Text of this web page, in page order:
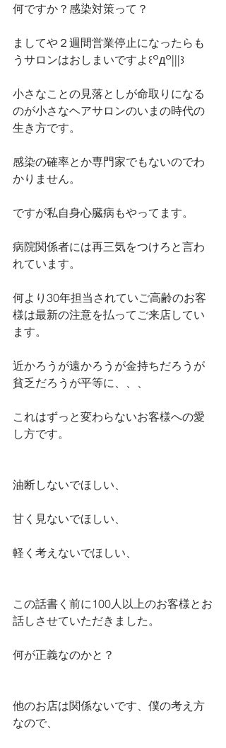
何ですか？感染対策って？
ましてや２週間営業停止になったらも
うサロンはおしまいですよ꒰꒪д꒪|||꒱
小さなことの見落としが命取りになる
のが小さなヘアサロンのいまの時代の
生き方です。
感染の確率とか専門家でもないのでわ
かりません。
ですが私自身心臓病もやってます。
病院関係者には再三気をつけろと言わ
れています。
何より30年担当されていご高齢のお客
様は最新の注意を払ってご来店してい
ます。
近かろうが遠かろうが金持ちだろうが
貧乏だろうが平等に、、、
これはずっと変わらないお客様への愛
し方です。
油断しないでほしい、
甘く見ないでほしい、
軽く考えないでほしい、
この話書く前に100人以上のお客様とお
話しさせていただきました。
何が正義なのかと？
他のお店は関係ないです、僕の考え方
なので、